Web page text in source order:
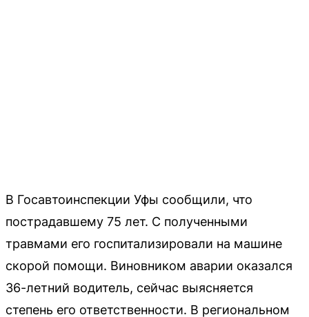
В Госавтоинспекции Уфы сообщили, что
пострадавшему 75 лет. С полученными
травмами его госпитализировали на машине
скорой помощи. Виновником аварии оказался
36-летний водитель, сейчас выясняется
степень его ответственности. В региональном